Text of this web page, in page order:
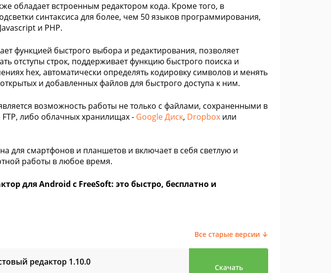
обладает встроенным редактором кода. Кроме того, в
синтаксиса для более, чем 50 языков программирования,
и PHP.
функцией быстрого выбора и редактирования, позволяет
отступы строк, поддерживает функцию быстрого поиска и
hex, автоматически определять кодировку символов и менять
и добавленных файлов для быстрого доступа к ним.
возможность работы не только с файлами, сохраненными в
либо облачных хранилищах - Google Диск, Dropbox или
для смартфонов и планшетов и включает в себя светлую и
работы в любое время.
для Android с FreeSoft: это быстро, бесплатно и
Все старые версии ↓
редактор 1.10.0
Скачать